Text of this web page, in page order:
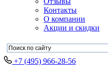
Контакты
О компании
Акции и скидки
+7 (495) 966-28-56